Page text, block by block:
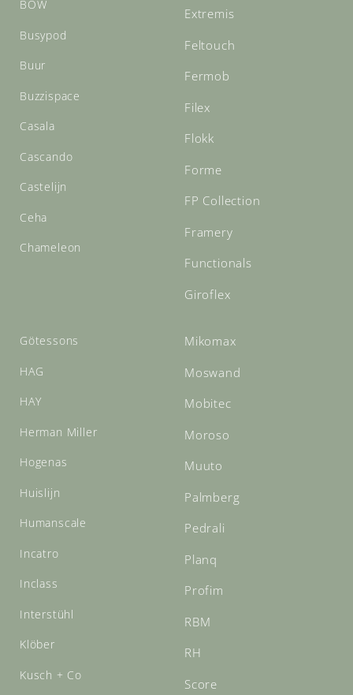
BOW
Busypod
Buur
Buzzispace
Casala
Cascando
Castelijn
Ceha
Chameleon
Extremis
Feltouch
Fermob
Filex
Flokk
Forme
FP Collection
Framery
Functionals
Giroflex
Götessons
HAG
HAY
Herman Miller
Hogenas
Huislijn
Humanscale
Incatro
Inclass
Interstühl
Klöber
Kusch + Co
Mikomax
Moswand
Mobitec
Moroso
Muuto
Palmberg
Pedrali
Planq
Profim
RBM
RH
Score